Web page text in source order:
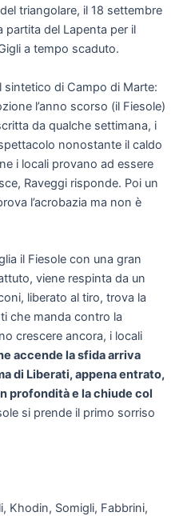
triangolare, il 18 settembre
partita del Lapenta per il
a tempo scaduto.
sintetico di Campo di Marte:
l’anno scorso (il Fiesole)
da qualche settimana, i
nonostante il caldo
i locali provano ad essere
Raveggi risponde. Poi un
l’acrobazia ma non è
il Fiesole con una gran
viene respinta da un
liberato al tiro, trova la
che manda contro la
crescere ancora, i locali
accende la sfida arriva
di Liberati, appena entrato,
profondità e la chiude col
si prende il primo sorriso
Khodin, Somigli, Fabbrini,